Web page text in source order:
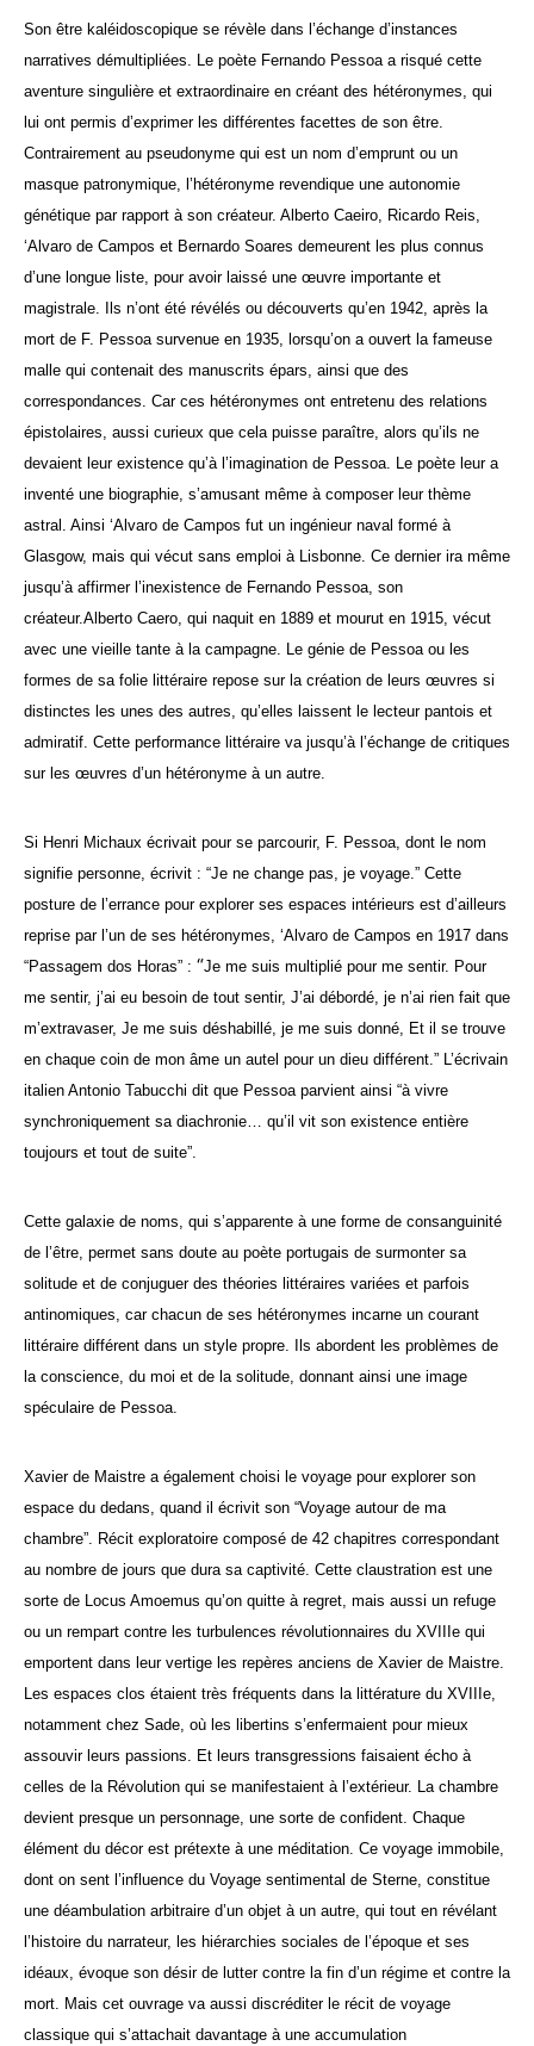
Son être kaléidoscopique se révèle dans l’échange d’instances
narratives démultipliées. Le poète Fernando Pessoa a risqué cette
aventure singulière et extraordinaire en créant des hétéronymes, qui
lui ont permis d’exprimer les différentes facettes de son être.
Contrairement au pseudonyme qui est un nom d’emprunt ou un
masque patronymique, l’hétéronyme revendique une autonomie
génétique par rapport à son créateur. Alberto Caeiro, Ricardo Reis,
‘Alvaro de Campos et Bernardo Soares demeurent les plus connus
d’une longue liste, pour avoir laissé une œuvre importante et
magistrale. Ils n’ont été révélés ou découverts qu’en 1942, après la
mort de F. Pessoa survenue en 1935, lorsqu’on a ouvert la fameuse
malle qui contenait des manuscrits épars, ainsi que des
correspondances. Car ces hétéronymes ont entretenu des relations
épistolaires, aussi curieux que cela puisse paraître, alors qu’ils ne
devaient leur existence qu’à l’imagination de Pessoa. Le poète leur a
inventé une biographie, s’amusant même à composer leur thème
astral. Ainsi ‘Alvaro de Campos fut un ingénieur naval formé à
Glasgow, mais qui vécut sans emploi à Lisbonne. Ce dernier ira même
jusqu’à affirmer l’inexistence de Fernando Pessoa, son
créateur.Alberto Caero, qui naquit en 1889 et mourut en 1915, vécut
avec une vieille tante à la campagne. Le génie de Pessoa ou les
formes de sa folie littéraire repose sur la création de leurs œuvres si
distinctes les unes des autres, qu’elles laissent le lecteur pantois et
admiratif. Cette performance littéraire va jusqu’à l’échange de critiques
sur les œuvres d’un hétéronyme à un autre.
Si Henri Michaux écrivait pour se parcourir, F. Pessoa, dont le nom
signifie personne, écrivit : “Je ne change pas, je voyage.” Cette
posture de l’errance pour explorer ses espaces intérieurs est d’ailleurs
reprise par l’un de ses hétéronymes, ‘Alvaro de Campos en 1917 dans
“Passagem dos Horas” : “Je me suis multiplié pour me sentir. Pour
me sentir, j’ai eu besoin de tout sentir, J’ai débordé, je n’ai rien fait que
m’extravaser, Je me suis déshabillé, je me suis donné, Et il se trouve
en chaque coin de mon âme un autel pour un dieu différent.” L’écrivain
italien Antonio Tabucchi dit que Pessoa parvient ainsi “à vivre
synchroniquement sa diachronie… qu’il vit son existence entière
toujours et tout de suite”.
Cette galaxie de noms, qui s’apparente à une forme de consanguinité
de l’être, permet sans doute au poète portugais de surmonter sa
solitude et de conjuguer des théories littéraires variées et parfois
antinomiques, car chacun de ses hétéronymes incarne un courant
littéraire différent dans un style propre. Ils abordent les problèmes de
la conscience, du moi et de la solitude, donnant ainsi une image
spéculaire de Pessoa.
Xavier de Maistre a également choisi le voyage pour explorer son
espace du dedans, quand il écrivit son “Voyage autour de ma
chambre”. Récit exploratoire composé de 42 chapitres correspondant
au nombre de jours que dura sa captivité. Cette claustration est une
sorte de Locus Amoemus qu’on quitte à regret, mais aussi un refuge
ou un rempart contre les turbulences révolutionnaires du XVIIIe qui
emportent dans leur vertige les repères anciens de Xavier de Maistre.
Les espaces clos étaient très fréquents dans la littérature du XVIIIe,
notamment chez Sade, où les libertins s’enfermaient pour mieux
assouvir leurs passions. Et leurs transgressions faisaient écho à
celles de la Révolution qui se manifestaient à l’extérieur. La chambre
devient presque un personnage, une sorte de confident. Chaque
élément du décor est prétexte à une méditation. Ce voyage immobile,
dont on sent l’influence du Voyage sentimental de Sterne, constitue
une déambulation arbitraire d’un objet à un autre, qui tout en révélant
l’histoire du narrateur, les hiérarchies sociales de l’époque et ses
idéaux, évoque son désir de lutter contre la fin d’un régime et contre la
mort. Mais cet ouvrage va aussi discréditer le récit de voyage
classique qui s’attachait davantage à une accumulation